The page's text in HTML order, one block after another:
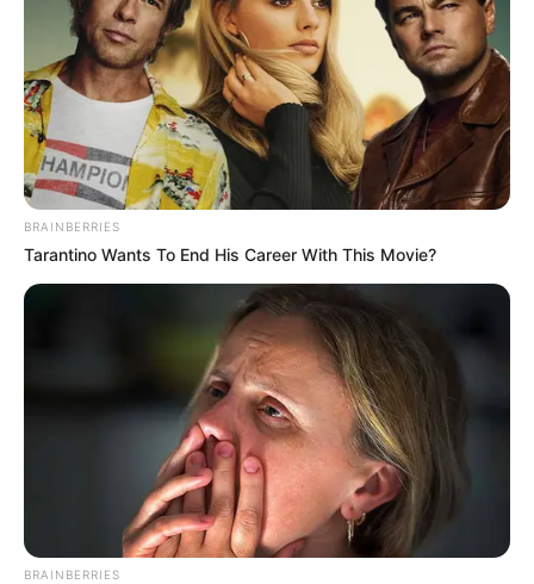
BRAINBERRIES
Tarantino Wants To End His Career With This Movie?
BRAINBERRIES